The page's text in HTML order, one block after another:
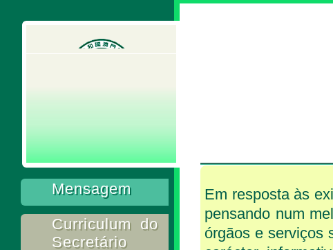
Mensagem
Curriculum do
Secretário
Em resposta às
pensando num
órgãos e serviços